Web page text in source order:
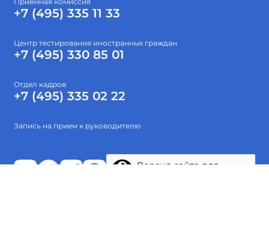
+7 (495) 335 11 33
Центр тестирования иностранных граждан
+7 (495) 330 85 01
Отдел кадров
+7 (495) 335 02 22
Запись на прием к руководителю
Версия сайта для